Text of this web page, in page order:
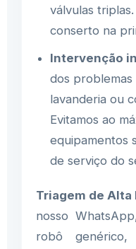
válvulas
conserto na
Intervenção
dos
lavanderia ou
Evitamos ao
equipamentos
de serviço do
Triagem de Alta
nosso
robô